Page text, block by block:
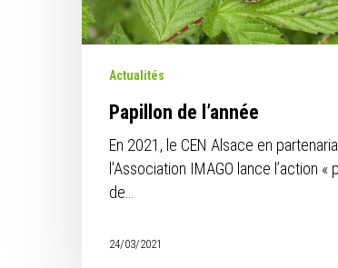
Actualités
Papillon de l’année
En 2021, le CEN Alsace en
l'Association IMAGO lance l’action «
de…
24/03/2021